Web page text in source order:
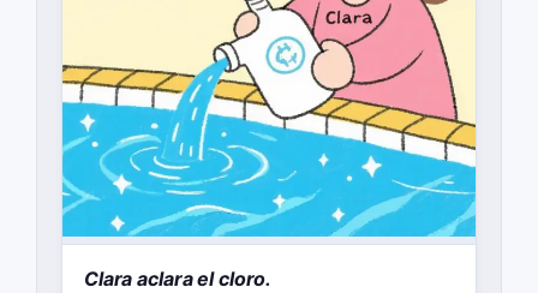
Clara aclara el cloro.